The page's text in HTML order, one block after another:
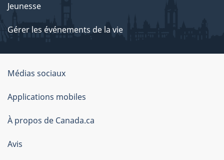
Jeunesse
Gérer les événements de la vie
Organisation
du
gouvernement
du
Canada
Médias sociaux
Applications mobiles
À propos de Canada.ca
Avis